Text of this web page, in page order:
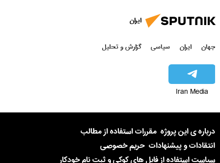
ایران
جهان ایران سیاسی گزارش و تحلیل
Iran Media
درباره ی این پروژه مقررات استفاده از مطالب
انتقادات و پیشنهادات حریم خصوصی
سیاست استفاده از فایل های کوکی و ثبت نام خودکار